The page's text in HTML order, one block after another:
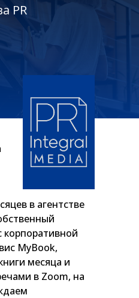
PR
в агентстве
MyBook,
месяца и
в Zoom, на